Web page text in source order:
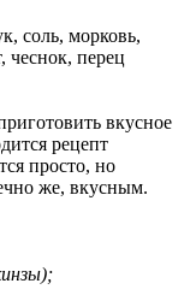
соль, морковь,
чеснок, перец
вкусное
рецепт
просто, но
же, вкусным.